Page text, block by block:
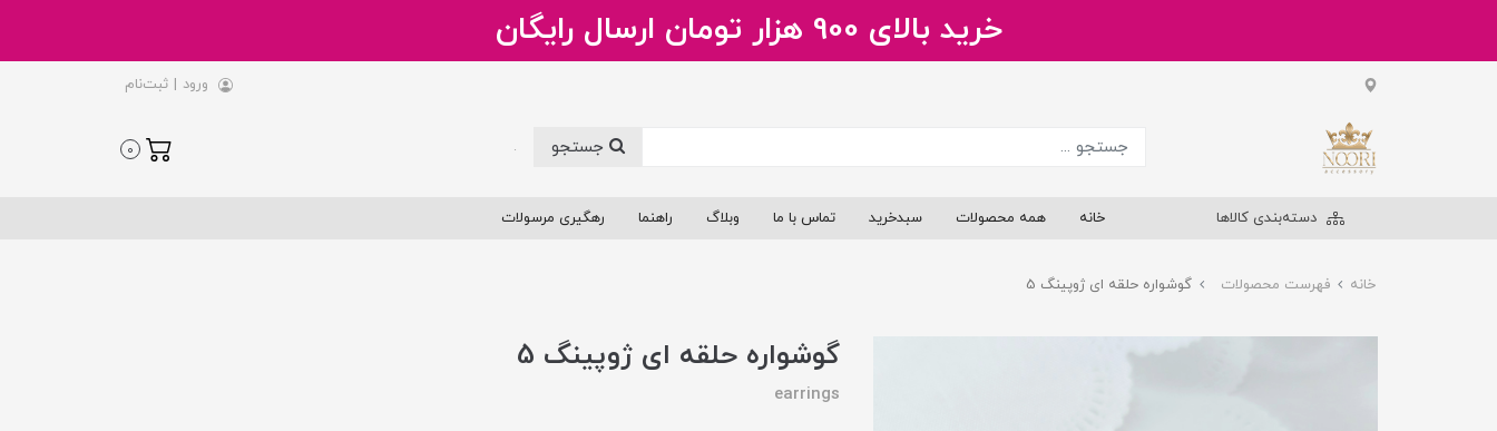
خرید بالای 900 هزار تومان ارسال رایگان
ورود | ثبت‌نام
.
0
دسته‌بندی کالاها خانه همه محصولات سبدخرید تماس با ما وبلاگ راهنما رهگیری مرسولات
خانه فهرست محصولات گوشواره حلقه ای ژوپینگ 5
گوشواره حلقه ای ژوپینگ 5
earrings